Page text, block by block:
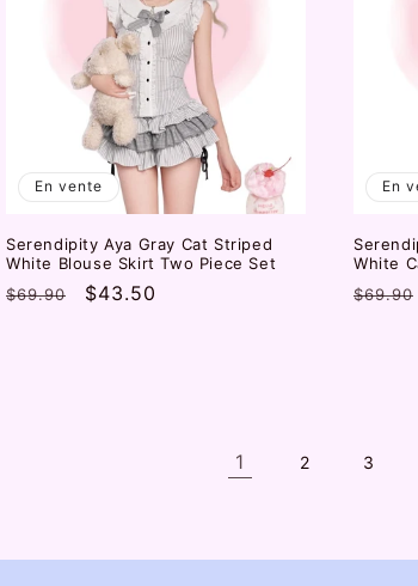
En vente
Serendipity Aya Gray Cat Striped
White Blouse Skirt Two Piece Set
Prix
$69.90
Prix
$43.50
En
White
Prix
$69.90
1 2 3